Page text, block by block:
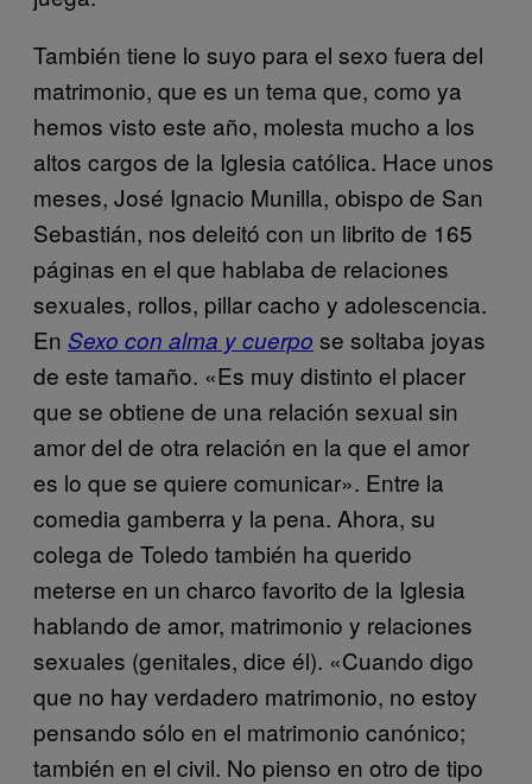
También tiene lo suyo para el sexo fuera del
matrimonio, que es un tema que, como ya
hemos visto este año, molesta mucho a los
altos cargos de la Iglesia católica. Hace unos
meses, José Ignacio Munilla, obispo de San
Sebastián, nos deleitó con un librito de 165
páginas en el que hablaba de relaciones
sexuales, rollos, pillar cacho y adolescencia.
En Sexo con alma y cuerpo se soltaba joyas
de este tamaño. «Es muy distinto el placer
que se obtiene de una relación sexual sin
amor del de otra relación en la que el amor
es lo que se quiere comunicar». Entre la
comedia gamberra y la pena. Ahora, su
colega de Toledo también ha querido
meterse en un charco favorito de la Iglesia
hablando de amor, matrimonio y relaciones
sexuales (genitales, dice él). «Cuando digo
que no hay verdadero matrimonio, no estoy
pensando sólo en el matrimonio canónico;
también en el civil. No pienso en otro de tipo